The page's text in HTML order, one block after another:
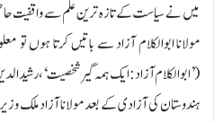
میں نے سیاست کے تازہ ترین علم سے واقفیت
مولانا ابوالکلام آزاد سے باتیں کرتا ہوں
(’ابوالکلام آزاد: ایک ہمہ گیر شخصیت‘، رشید
ہندوستان کی آزادی کے بعد مولانا آزاد ملک